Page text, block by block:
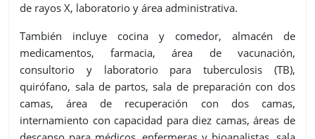
de rayos X, laboratorio y área administrativa.
También incluye cocina y comedor, almacén de
medicamentos, farmacia, área de vacunación,
consultorio y laboratorio para tuberculosis (TB),
quirófano, sala de partos, sala de preparación con dos
camas, área de recuperación con dos camas,
internamiento con capacidad para diez camas, áreas de